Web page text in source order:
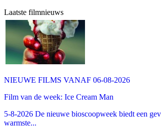
Laatste filmnieuws
NIEUWE FILMS VANAF 06-08-2026
Film van de week: Ice Cream Man
5-8-2026 De nieuwe bioscoopweek biedt een
warmste...